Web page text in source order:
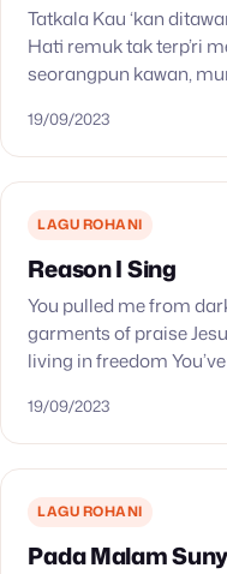
Tatkala Kau ‘kan
Hati remuk tak terp’ri
seorangpun kawan,
menyerah, memb’rikan
19/09/2023
LAGU ROHANI
Reason I Sing
You pulled me from
garments of praise
living in freedom
19/09/2023
LAGU ROHANI
Pada Malam